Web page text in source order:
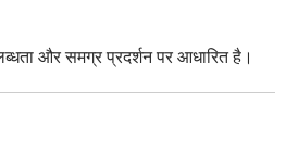
और समग्र प्रदर्शन पर आधारित है।